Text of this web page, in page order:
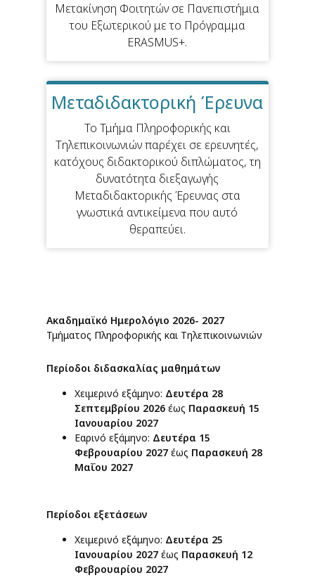
Μετακίνηση Φοιτητών σε Πανεπιστήμια
του Εξωτερικού με το Πρόγραμμα
ERASMUS+.
Μεταδιδακτορική Έρευνα
Το Τμήμα Πληροφορικής και
Τηλεπικοινωνιών παρέχει σε ερευνητές,
κατόχους διδακτορικού διπλώματος, τη
δυνατότητα διεξαγωγής
Μεταδιδακτορικής Έρευνας στα
γνωστικά αντικείμενα που αυτό
θεραπεύει.
Ακαδημαϊκό Ημερολόγιο 2026- 2027
Τμήματος Πληροφορικής και Τηλεπικοινωνιών
Περίοδοι διδασκαλίας μαθημάτων
Χειμερινό εξάμηνο: Δευτέρα 28
Σεπτεμβρίου 2026 έως Παρασκευή 15
Ιανουαρίου 2027
Εαρινό εξάμηνο: Δευτέρα 15
Φεβρουαρίου 2027 έως Παρασκευή 28
Μαΐου 2027
Περίοδοι εξετάσεων
Χειμερινό εξάμηνο: Δευτέρα 25
Ιανουαρίου 2027 έως Παρασκευή 12
Φεβρουαρίου 2027